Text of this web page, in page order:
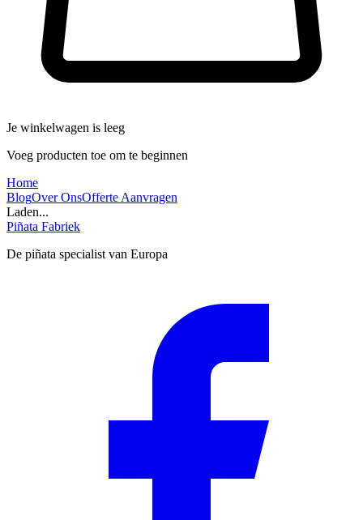
Je winkelwagen is leeg
Voeg producten toe om te beginnen
Home
BlogOver OnsOfferte Aanvragen
Laden...
Piñata Fabriek
De piñata specialist van Europa